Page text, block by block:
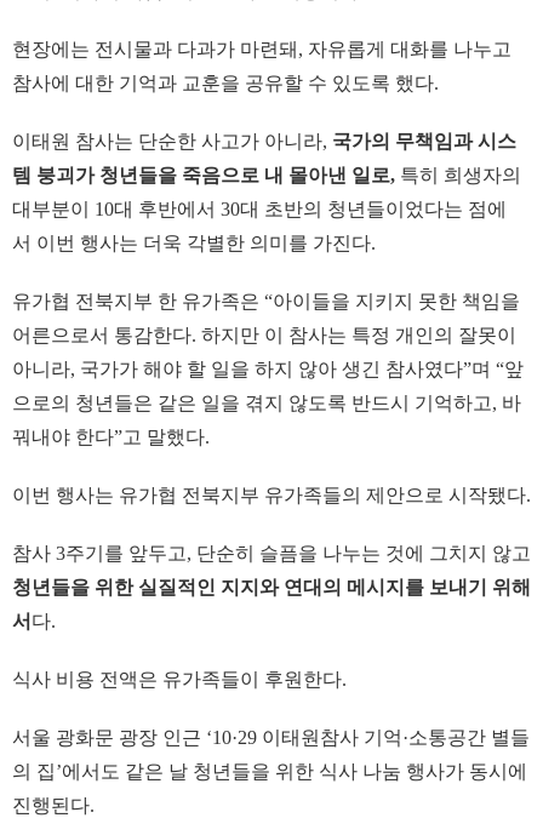
현장에는 전시물과 다과가 마련돼, 자유롭게 대화를 나누고
참사에 대한 기억과 교훈을 공유할 수 있도록 했다.
이태원 참사는 단순한 사고가 아니라, 국가의 무책임과 시스
템 붕괴가 청년들을 죽음으로 내 몰아낸 일로, 특히 희생자의
대부분이 10대 후반에서 30대 초반의 청년들이었다는 점에
서 이번 행사는 더욱 각별한 의미를 가진다.
유가협 전북지부 한 유가족은 “아이들을 지키지 못한 책임을
어른으로서 통감한다. 하지만 이 참사는 특정 개인의 잘못이
아니라, 국가가 해야 할 일을 하지 않아 생긴 참사였다”며 “앞
으로의 청년들은 같은 일을 겪지 않도록 반드시 기억하고, 바
꿔내야 한다”고 말했다.
이번 행사는 유가협 전북지부 유가족들의 제안으로 시작됐다.
참사 3주기를 앞두고, 단순히 슬픔을 나누는 것에 그치지 않고
청년들을 위한 실질적인 지지와 연대의 메시지를 보내기 위해
서 다.
식사 비용 전액은 유가족들이 후원한다.
서울 광화문 광장 인근 ‘10·29 이태원참사 기억·소통공간 별들
의 집’에서도 같은 날 청년들을 위한 식사 나눔 행사가 동시에
진행된다.